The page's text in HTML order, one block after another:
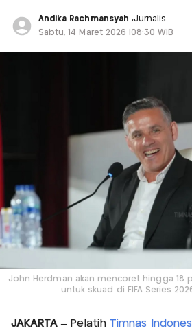
Andika Rachmansyah ,Jurnalis
Sabtu, 14 Maret 2026 |08:30 WIB
John Herdman akan mencoret hingga 18
untuk skuad di FIFA Series
JAKARTA –Pelatih Timnas